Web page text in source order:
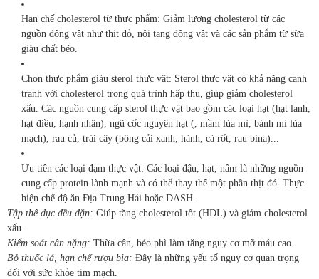
Hạn chế cholesterol từ thực phẩm: Giảm lượng cholesterol từ các
nguồn động vật như thịt đỏ, nội tạng động vật và các sản phẩm từ sữa
giàu chất béo.
Chọn thực phẩm giàu sterol thực vật: Sterol thực vật có khả năng cạnh
tranh với cholesterol trong quá trình hấp thu, giúp giảm cholesterol
xấu. Các nguồn cung cấp sterol thực vật bao gồm các loại hạt (hạt lanh,
hạt điều, hạnh nhân), ngũ cốc nguyên hạt (, mầm lúa mì, bánh mì lúa
mạch), rau củ, trái cây (bông cải xanh, hành, cà rốt, rau bina)...
Ưu tiên các loại đạm thực vật: Các loại đậu, hạt, nấm là những nguồn
cung cấp protein lành mạnh và có thể thay thế một phần thịt đỏ. Thực
hiện chế độ ăn Địa Trung Hải hoặc DASH.
Tập thể dục đều đặn: Giúp tăng cholesterol tốt (HDL) và giảm cholesterol
xấu.
Kiểm soát cân nặng: Thừa cân, béo phì làm tăng nguy cơ mỡ máu cao.
Bỏ thuốc lá, hạn chế rượu bia: Đây là những yếu tố nguy cơ quan trọng
đối với sức khỏe tim mạch.